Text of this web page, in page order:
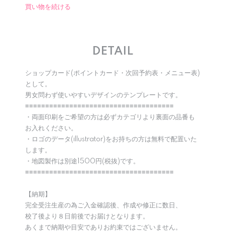
買い物を続ける
DETAIL
ショップカード(ポイントカード・次回予約表・メニュー表)
として。
男女問わず使いやすいデザインのテンプレートです。
≡≡≡≡≡≡≡≡≡≡≡≡≡≡≡≡≡≡≡≡≡≡≡≡≡≡≡≡≡≡≡≡≡≡≡≡≡
・両面印刷をご希望の方は必ずカテゴリより裏面の品番も
お入れください。
・ロゴのデータ(illustrator)をお持ちの方は無料で配置いた
します。
・地図製作は別途1500円(税抜)です。
≡≡≡≡≡≡≡≡≡≡≡≡≡≡≡≡≡≡≡≡≡≡≡≡≡≡≡≡≡≡≡≡≡≡≡≡≡
【納期】
完全受注生産の為ご入金確認後、作成や修正に数日、
校了後より８日前後でお届けとなります。
あくまで納期や目安でありお約束ではございません。